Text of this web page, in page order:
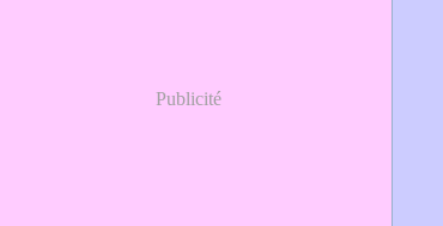
Publicité